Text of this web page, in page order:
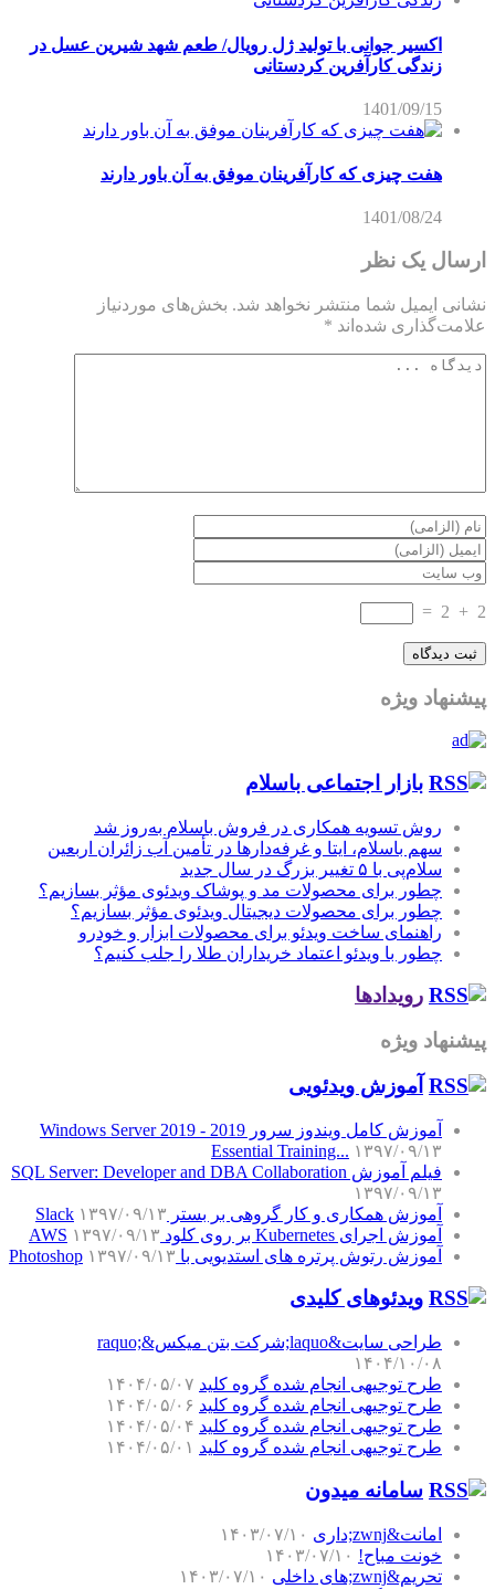
اکسیر جوانی با تولید ژل رویال/ طعم شهد شیرین عسل‌ در
زندگی کارآفرین کردستانی
1401/09/15
هفت چیزی که کارآفرینان موفق به آن باور دارند
1401/08/24
ارسال یک نظر
نشانی ایمیل شما منتشر نخواهد شد. بخش‌های موردنیاز
علامت‌گذاری شده‌اند *
2
+
2
=
پیشنهاد ویژه
بازار اجتماعی باسلام
روش تسویه همکاری در فروش باسلام به‌روز شد
سهم باسلام، ایتا و غرفه‌دارها در تأمین آب زائران اربعین
سلام‌پی با ۵ تغییر بزرگ در سال جدید
چطور برای محصولات مد و پوشاک ویدئوی مؤثر بسازیم؟
چطور برای محصولات دیجیتال ویدئوی مؤثر بسازیم؟
راهنمای ساخت ویدئو برای محصولات ابزار و خودرو
چطور با ویدئو اعتماد خریداران طلا را جلب کنیم؟
رویدادها
پیشنهاد ویژه
آموزش‌ ویدئویی
آموزش کامل ویندوز سرور 2019 - Windows Server 2019
Essential Training... ۱۳۹۷/۰۹/۱۳
فیلم آموزش SQL Server: Developer and DBA Collaboration
۱۳۹۷/۰۹/۱۳
آموزش همکاری و کار گروهی بر بستر Slack ۱۳۹۷/۰۹/۱۳
آموزش اجرای Kubernetes بر روی کلود AWS
۱۳۹۷/۰۹/۱۳
آموزش رتوش پرتره های استدیویی با Photoshop ۱۳۹۷/۰۹/۱۳
ویدئوهای کلیدی
طراحی سایت&laquo;شرکت بتن میکس&raquo;
۱۴۰۴/۱۰/۰۸
طرح توجیهی انجام شده گروه کلید ۱۴۰۴/۰۵/۰۷
طرح توجیهی انجام شده گروه کلید ۱۴۰۴/۰۵/۰۶
طرح توجیهی انجام شده گروه کلید ۱۴۰۴/۰۵/۰۴
طرح توجیهی انجام شده گروه کلید ۱۴۰۴/۰۵/۰۱
سامانه میدون
امانت&zwnj;داری
۱۴۰۳/۰۷/۱۰
خونت مباح! ۱۴۰۳/۰۷/۱۰
تحریم&zwnj;های داخلی
۱۴۰۳/۰۷/۱۰